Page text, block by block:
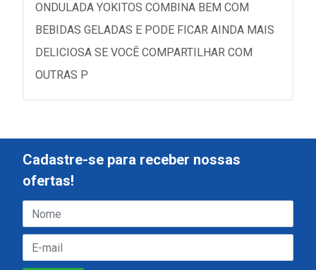
ONDULADA YOKITOS COMBINA BEM COM
BEBIDAS GELADAS E PODE FICAR AINDA MAIS
DELICIOSA SE VOCÊ COMPARTILHAR COM
OUTRAS P
Cadastre-se para receber nossas
ofertas!